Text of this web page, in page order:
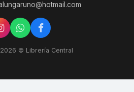
© Librería Central